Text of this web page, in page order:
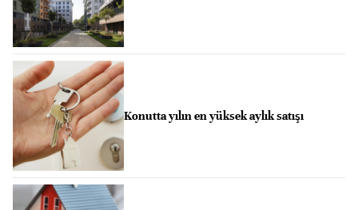
Konutta yılın en yüksek aylık satışı